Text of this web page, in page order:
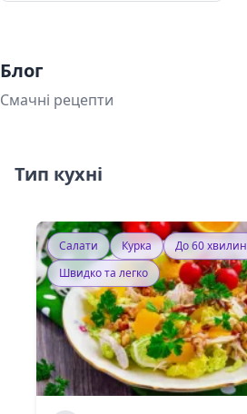
Блог
Смачні рецепти
Тип кухні
Салати Курка
До 60 хвилин
Швидко та легко